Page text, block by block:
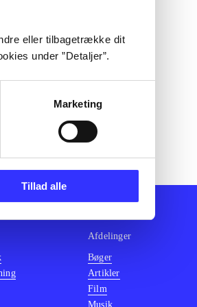
eller tilbagetrække dit
under ”Detaljer”.
Marketing
Tillad alle
Afdelinger
Bøger
Artikler
Film
Musik